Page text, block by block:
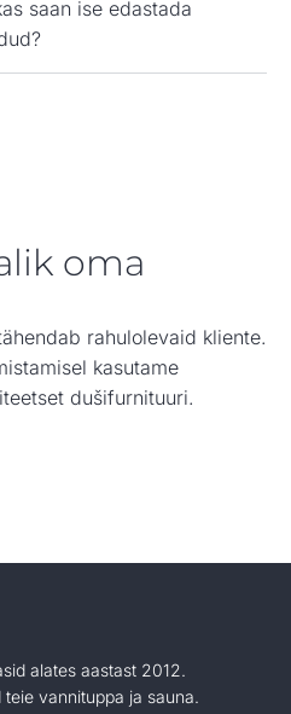
saan ise edastada
oma
rahulolevaid kliente.
kasutame
dušifurnituuri.
alates aastast 2012.
vannituppa ja sauna.